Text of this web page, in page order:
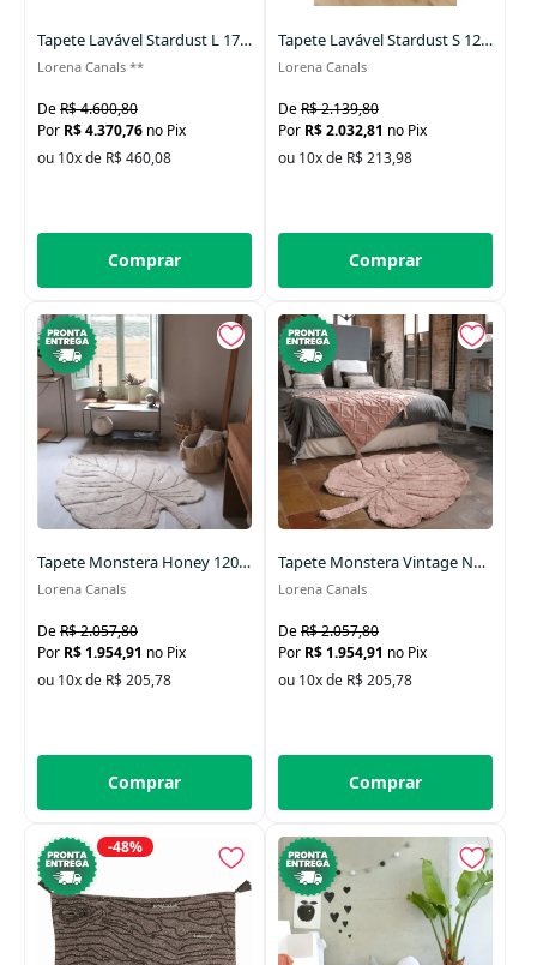
Tapete Lavável Stardust L 170x240 cm
Lorena Canals **
R$ 4.600,80
R$ 4.370,76 no Pix
ou 10x de R$ 460,08
Comprar
Tapete Lavável Stardust S 120x160cm
Lorena Canals
R$ 2.139,80
R$ 2.032,81 no Pix
ou 10x de R$ 213,98
Comprar
Tapete Monstera Honey 120 x 180 cm
Lorena Canals
R$ 2.057,80
R$ 1.954,91 no Pix
ou 10x de R$ 205,78
Comprar
Tapete Monstera Vintage Nude 120 x 180 cm
Lorena Canals
R$ 2.057,80
R$ 1.954,91 no Pix
ou 10x de R$ 205,78
Comprar
-48%